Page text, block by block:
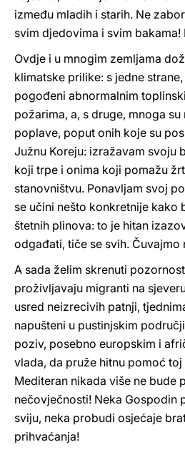
između mladih i starih. Ne
svim djedovima i svim bakama!
Ovdje i u mnogim zemljama
klimatske prilike: s jedne
pogođeni abnormalnim
požarima, a, s druge, mnoga
poplave, poput onih koje su
Južnu Koreju: izražavam svoju
koji trpe i onima koji pomažu
stanovništvu. Ponavljam svoj
se učini nešto konkretnije kako
štetnih plinova: to je hitan
odgađati, tiče se svih. Čuvajmo
A sada želim skrenuti
proživljavaju migranti na
usred neizrecivih patnji,
napušteni u pustinjskim
poziv, posebno europskim i
vlada, da pruže hitnu pomoć
Mediteran nikada više ne bude
nečovječnosti! Neka Gospodin
sviju, neka probudi osjećaje
prihvaćanja!